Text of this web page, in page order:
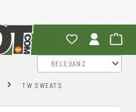
TW SWEATS